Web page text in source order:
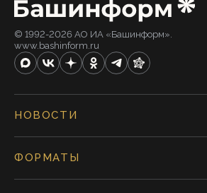
© 1992-2026 АО ИА «Башинформ».
www.bashinform.ru
НОВОСТИ
ФОРМАТЫ